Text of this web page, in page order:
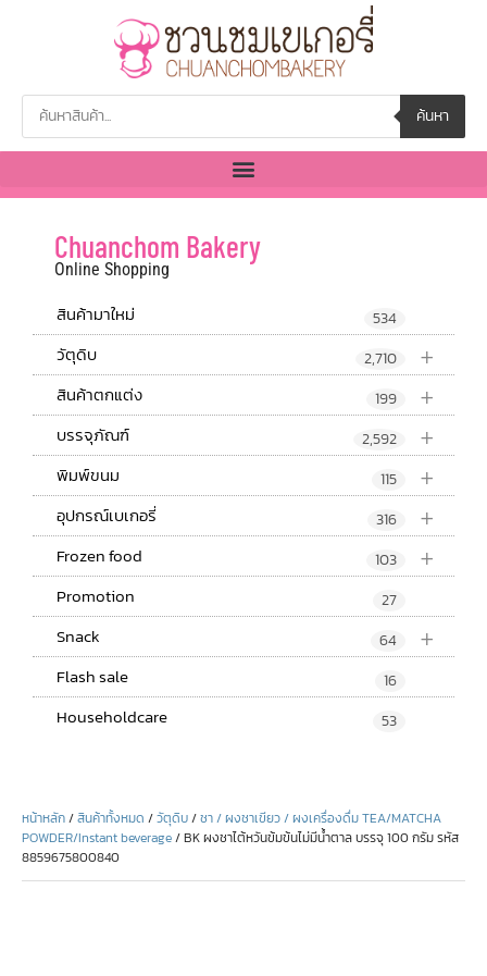
ค้นหา
Chuanchom Bakery
Online Shopping
สินค้ามาใหม่ 534
+
วัตุดิบ 2,710
+
สินค้าตกแต่ง 199
+
บรรจุภัณฑ์ 2,592
+
พิมพ์ขนม 115
+
อุปกรณ์เบเกอรี่ 316
+
Frozen food 103
Promotion 27
+
Snack 64
Flash sale 16
Householdcare 53
หน้าหลัก/สินค้าทั้งหมด /วัตุดิบ/ชา / ผงชาเขียว / ผงเครื่องดื่ม TEA/MATCHA
POWDER/Instant beverage/ BK ผงชาไต้หวันข้มข้นไม่มีน้ำตาล บรรจุ 100 กรัม รหัส
8859675800840